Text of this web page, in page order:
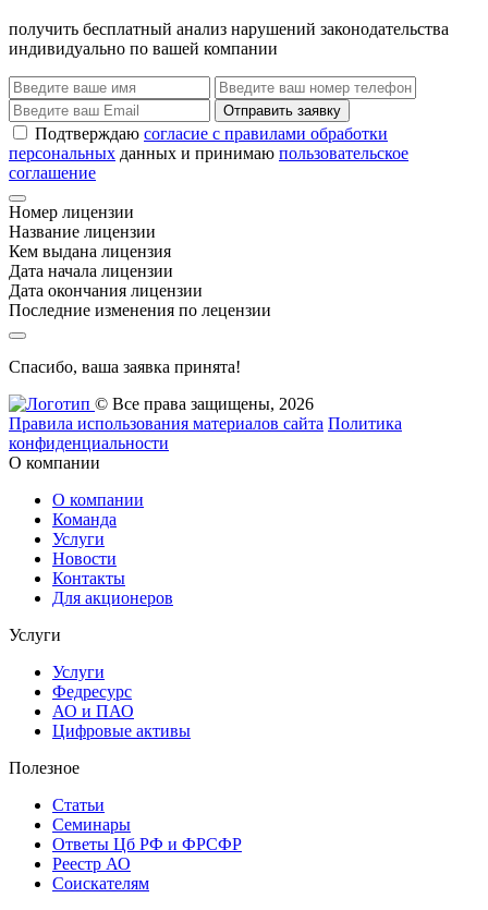
получить бесплатный анализ нарушений законодательства
индивидуально по вашей компании
Отправить заявку
Подтверждаю согласие с правилами обработки
персональных данных и принимаю пользовательское
соглашение
Номер лицензии
Название лицензии
Кем выдана лицензия
Дата начала лицензии
Дата окончания лицензии
Последние изменения по лецензии
Спасибо, ваша заявка принята!
© Все права защищены, 2026
Правила использования материалов сайта Политика
конфиденциальности
О компании
О компании
Команда
Услуги
Новости
Контакты
Для акционеров
Услуги
Услуги
Федресурс
АО и ПАО
Цифровые активы
Полезное
Статьи
Cеминары
Ответы Цб РФ и ФРСФР
Реестр АО
Соискателям